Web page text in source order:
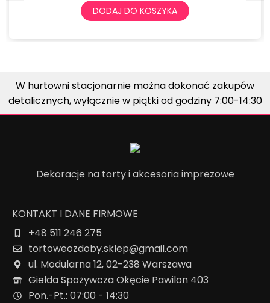
DODAJ DO KOSZYKA
W hurtowni stacjonarnie można dokonać zakupów
detalicznych, wyłącznie w piątki od godziny 7:00-14:30
Dekoracje na torty i akcesoria imprezowe
KONTAKT I DANE FIRMOWE
+48 511 246 275
tortoweozdoby.sklep@gmail.com
ul. Modularna 12, 02-238 Warszawa
Giełda Spożywcza Okęcie Pawilon 403
Pon.-Pt.: 07:00 - 14:30